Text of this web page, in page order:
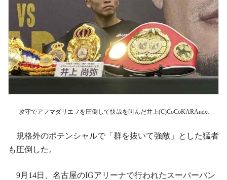
攻守でアフマダリエフを圧倒して快哉を叫んだ井上(C)CoCoKARAnext
規格外のポテンシャルで「群を抜いて強敵」とした猛者
も圧倒した。
9月14日、名古屋のIGアリーナで行われたスーパーバン